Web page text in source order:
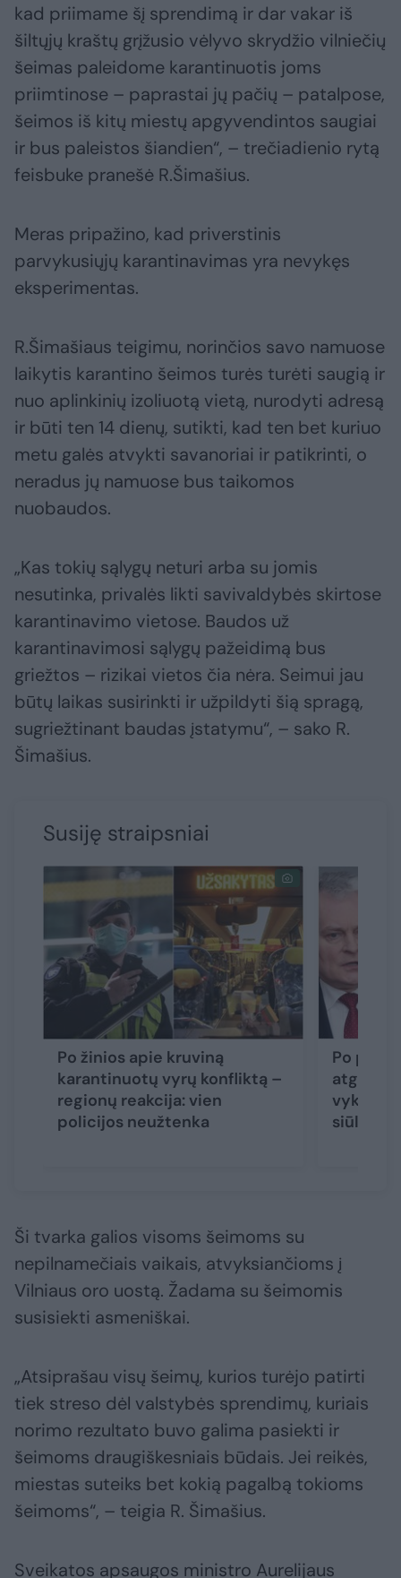
kad priimame šį sprendimą ir dar vakar iš
šiltųjų kraštų grįžusio vėlyvo skrydžio vilniečių
šeimas paleidome karantinuotis joms
priimtinose – paprastai jų pačių – patalpose,
šeimos iš kitų miestų apgyvendintos saugiai
ir bus paleistos šiandien“, – trečiadienio rytą
feisbuke pranešė R.Šimašius.
Meras pripažino, kad priverstinis
parvykusiųjų karantinavimas yra nevykęs
eksperimentas.
R.Šimašiaus teigimu, norinčios savo namuose
laikytis karantino šeimos turės turėti saugią ir
nuo aplinkinių izoliuotą vietą, nurodyti adresą
ir būti ten 14 dienų, sutikti, kad ten bet kuriuo
metu galės atvykti savanoriai ir patikrinti, o
neradus jų namuose bus taikomos
nuobaudos.
„Kas tokių sąlygų neturi arba su jomis
nesutinka, privalės likti savivaldybės skirtose
karantinavimo vietose. Baudos už
karantinavimosi sąlygų pažeidimą bus
griežtos – rizikai vietos čia nėra. Seimui jau
būtų laikas susirinkti ir užpildyti šią spragą,
sugriežtinant baudas įstatymu“, – sako R.
Šimašius.
Susiję straipsniai
Po žinios apie kruviną
karantinuotų vyrų konfliktą –
regionų reakcija: vien
policijos neužtenka
Po
atgarsių
vykdys
siūlo
Ši tvarka galios visoms šeimoms su
nepilnamečiais vaikais, atvyksiančioms į
Vilniaus oro uostą. Žadama su šeimomis
susisiekti asmeniškai.
„Atsiprašau visų šeimų, kurios turėjo patirti
tiek streso dėl valstybės sprendimų, kuriais
norimo rezultato buvo galima pasiekti ir
šeimoms draugiškesniais būdais. Jei reikės,
miestas suteiks bet kokią pagalbą tokioms
šeimoms“, – teigia R. Šimašius.
Sveikatos apsaugos ministro Aurelijaus